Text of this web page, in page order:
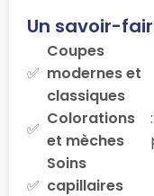
Un savoir-
Coupes
modernes et
classiques
Colorations
et mèches
Soins
capillaires